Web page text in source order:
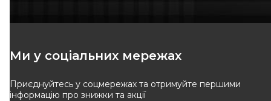
Reanult Scenic II/Megane II
1 539 грн
КУПИТИ
Renault Scenic II 03- (270х10)
2 260 грн
КУПИТИ
Ми у соціальних мережах
Приєднуйтесь у соцмережах та отримуйте першими
інформацію про знижки та акції